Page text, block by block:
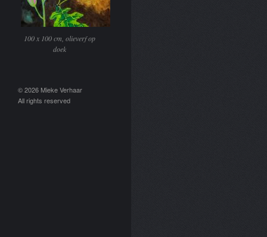
100 x 100 cm, olieverf op
doek
© 2026 Mieke Verhaar
All rights reserved